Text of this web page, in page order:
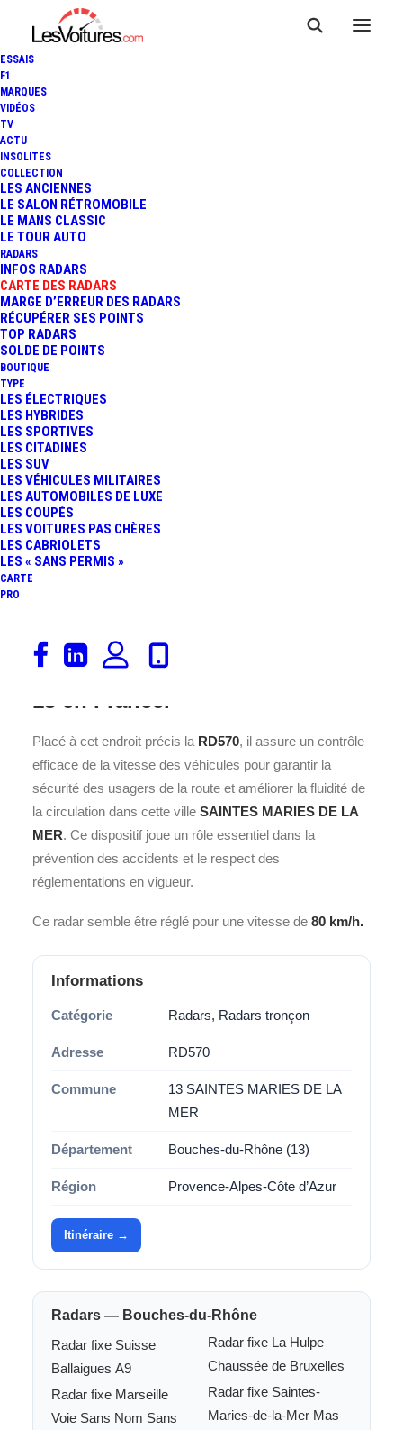
ESSAIS
F1
MARQUES
VIDÉOS
TV
ACTU
INSOLITES
COLLECTION
LES ANCIENNES
LE SALON RÉTROMOBILE
LE MANS CLASSIC
LE TOUR AUTO
RADARS
INFOS RADARS
CARTE DES RADARS
MARGE D’ERREUR DES RADARS
RÉCUPÉRER SES POINTS
TOP RADARS
SOLDE DE POINTS
BOUTIQUE
TYPE
LES ÉLECTRIQUES
LES HYBRIDES
LES SPORTIVES
LES CITADINES
LES SUV
LES VÉHICULES MILITAIRES
LES AUTOMOBILES DE LUXE
LES COUPÉS
LES VOITURES PAS CHÈRES
LES CABRIOLETS
LES « SANS PERMIS »
CARTE
PRO
Moyenne SAINTES
MARIES DE LA MER
RD570
de SAINTES MARIES DE LA
MER, située dans le département
13 en France.
Placé à cet endroit précis la RD570, il assure un contrôle
efficace de la vitesse des véhicules pour garantir la
sécurité des usagers de la route et améliorer la fluidité de
la circulation dans cette ville SAINTES MARIES DE LA
MER. Ce dispositif joue un rôle essentiel dans la
prévention des accidents et le respect des
réglementations en vigueur.
Ce radar semble être réglé pour une vitesse de 80 km/h.
Informations
Catégorie Radars, Radars tronçon
Adresse RD570
Commune
13 SAINTES MARIES DE LA
MER
Département Bouches-du-Rhône (13)
Région Provence-Alpes-Côte d’Azur
Itinéraire →
Radars — Bouches-du-Rhône
Radar fixe Suisse
Ballaigues A9
Radar fixe Marseille
Voie Sans Nom Sans
Radar fixe La Hulpe
Chaussée de Bruxelles
Radar fixe Saintes-
Maries-de-la-Mer Mas